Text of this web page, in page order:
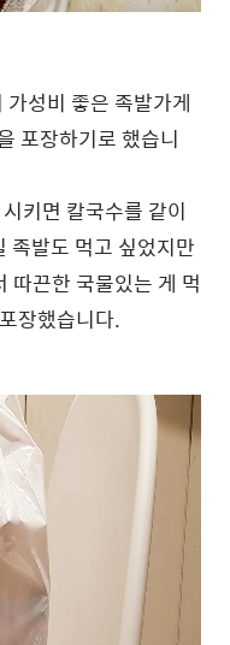
성비 좋은 족발가게
포장하기로 했습니
키면 칼국수를 같이
족발도 먹고 싶었지만
따끈한 국물있는 게 먹
장했습니다.